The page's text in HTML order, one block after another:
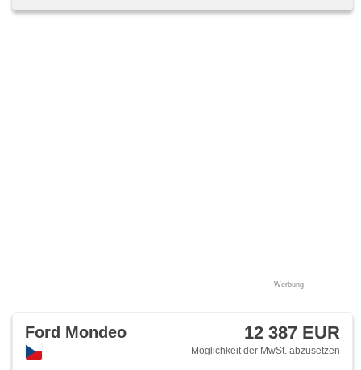
Werbung
Ford Mondeo 12 387 EUR
Möglichkeit der MwSt. abzusetzen